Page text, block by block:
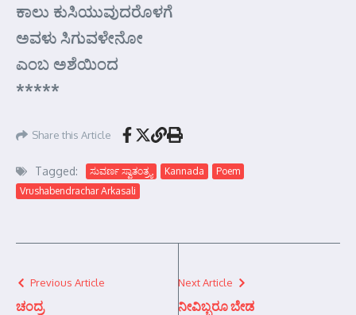
ಕಾಲು ಕುಸಿಯುವುದರೊಳಗೆ
ಅವಳು ಸಿಗುವಳೇನೋ
ಎಂಬ ಅಶೆಯಿಂದ
*****
Share this Article
Tagged: ಸುವರ್ಣ ಸ್ವಾತಂತ್ರ್ಯ Kannada
Poem
Vrushabendrachar Arkasali
Previous Article
ಚಂದ್ರ
Next Article
ನೀವಿಬ್ಬರೂ ಬೇಡ